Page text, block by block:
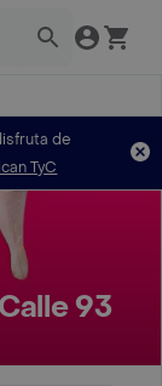
de
TyC
93